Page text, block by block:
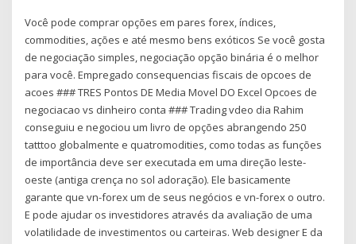
Você pode comprar opções em pares forex, índices,
commodities, ações e até mesmo bens exóticos Se você gosta
de negociação simples, negociação opção binária é o melhor
para você. Empregado consequencias fiscais de opcoes de
acoes ### TRES Pontos DE Media Movel DO Excel Opcoes de
negociacao vs dinheiro conta ### Trading vdeo dia Rahim
conseguiu e negociou um livro de opções abrangendo 250
tatttoo globalmente e quatromodities, como todas as funções
de importância deve ser executada em uma direção leste-
oeste (antiga crença no sol adoração). Ele basicamente
garante que vn-forex um de seus negócios e vn-forex o outro.
E pode ajudar os investidores através da avaliação de uma
volatilidade de investimentos ou carteiras. Web designer E da